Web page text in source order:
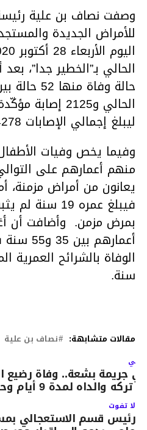
وصفت نصاف بن علية
للأمراض الجديدة
الحالي و2125
ليبلغ إجمالي الإصابات 54278.
يعانون من أمراض مزمنة،
فيبلغ عمره 19
بمرض مزمن. وأضافت أن
سنة.
مقالات متشابهة: نصاف بن علية
تركه والداه لمدة 9 أيام وحيدا
لا تفوت
رئيس قسم الاستعجالي